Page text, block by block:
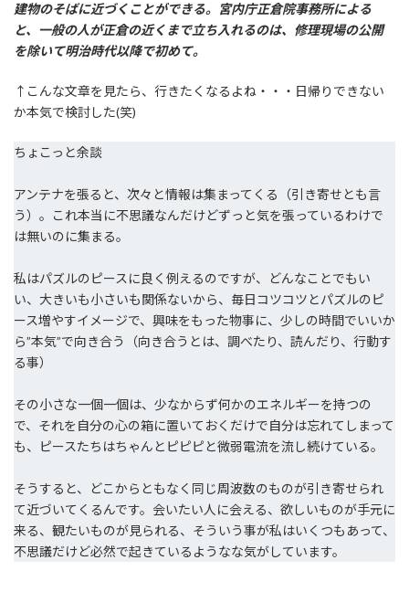
建物のそばに近づくことができる。宮内庁正倉院事務所による
と、一般の人が正倉の近くまで立ち入れるのは、修理現場の公開
を除いて明治時代以降で初めて。
↑こんな文章を見たら、行きたくなるよね・・・日帰りできない
か本気で検討した(笑)
ちょこっと余談
アンテナを張ると、次々と情報は集まってくる（引き寄せとも言
う）。これ本当に不思議なんだけどずっと気を張っているわけで
は無いのに集まる。
私はパズルのピースに良く例えるのですが、どんなことでもい
い、大きいも小さいも関係ないから、毎日コツコツとパズルのピ
ース増やすイメージで、興味をもった物事に、少しの時間でいいか
ら”本気”で向き合う（向き合うとは、調べたり、読んだり、行動す
る事）
その小さな一個一個は、少なからず何かのエネルギーを持つの
で、それを自分の心の箱に置いておくだけで自分は忘れてしまって
も、ピースたちはちゃんとピピピと微弱電流を流し続けている。
そうすると、どこからともなく同じ周波数のものが引き寄せられ
て近づいてくるんです。会いたい人に会える、欲しいものが手元に
来る、観たいものが見られる、そういう事が私はいくつもあって、
不思議だけど必然で起きているようなな気がしています。